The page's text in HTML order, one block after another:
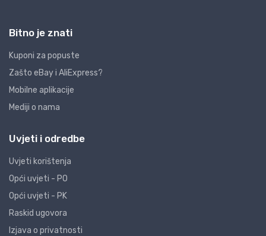
Bitno je znati
Kuponi za popuste
Zašto eBay i AliExpress?
Mobilne aplikacije
Mediji o nama
Uvjeti i odredbe
Uvjeti korištenja
Opći uvjeti - PO
Opći uvjeti - PK
Raskid ugovora
Izjava o privatnosti